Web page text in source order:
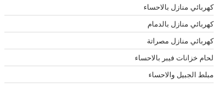
كهربائي منازل بالاحساء
كهربائي منازل بالدمام
كهربائي منازل مصراتة
لحام خزانات فيبر بالاحساء
مبلط الجبيل والاحساء